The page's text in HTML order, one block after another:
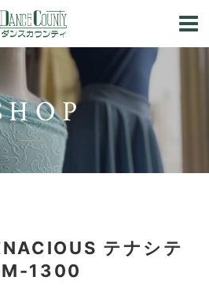
テナシテ
1300